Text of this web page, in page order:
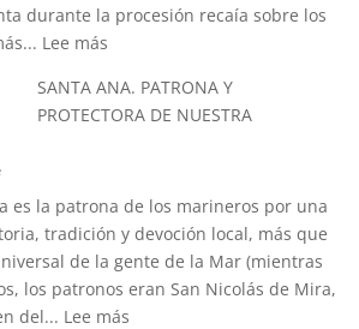
durante la procesión recaía sobre los
Lee más:
LA
ANÉCDOTA
DE
SANTA
ANA?
SANTA ANA. PATRONA Y
PROTECTORA DE NUESTRA
es la patrona de los marineros por una
tradición y devoción local, más que
de la gente de la Mar (mientras
los patronos eran San Nicolás de Mira,
del... Lee más: